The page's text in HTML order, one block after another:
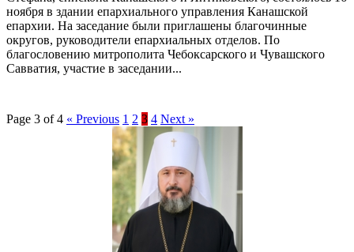
ноября в здании епархиального управления Канашской
епархии. На заседание были приглашены благочинные
округов, руководители епархиальных отделов. По
благословению митрополита Чебоксарского и Чувашского
Савватия, участие в заседании...
Page 3 of 4 « Previous 1 2 3 4 Next »